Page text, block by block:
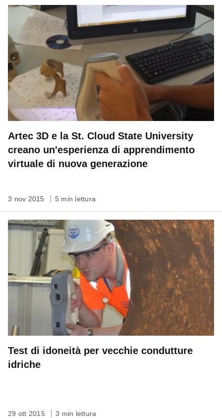
Artec 3D e la St. Cloud State University
creano un'esperienza di apprendimento
virtuale di nuova generazione
3 nov 2015 5 min lettura
Test di idoneità per vecchie condutture
idriche
29 ott 2015 3 min lettura